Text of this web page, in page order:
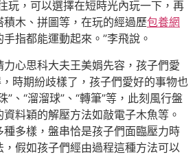
玩，可以選擇在短時光內玩一下，再
木、拼圖等，在玩的經過歷包養網
指都能運動起來。”李飛說。
力心思科大夫王美娟先容，孩子們愛
時期紛歧樣了，孩子們愛好的事物也
”、“溜溜球”、“轉筆”等，此刻風行盤
料穎的解壓方法如敲電子木魚等。
多樣，盤串恰是孩子們面臨壓力時
假如孩子們經由過程這種方法可以